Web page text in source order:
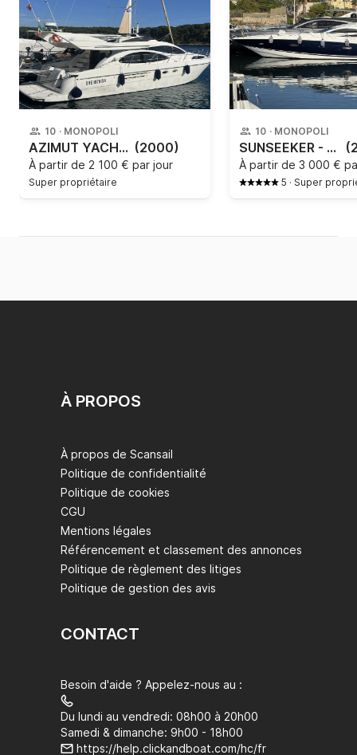
10 · MONOPOLI
AZIMUT YACHTS - 46 (2000)
À partir de 2 100 € par jour
Super propriétaire
10 · MONOPOLI
SUNSEEKER - Portofino 53 HT
À partir de 3 000 €
5 · Super
À PROPOS
À propos de Scansail
Politique de confidentialité
Politique de cookies
CGU
Mentions légales
Référencement et classement des annonces
Politique de règlement des litiges
Politique de gestion des avis
CONTACT
Besoin d'aide ? Appelez-nous au :
Du lundi au vendredi: 08h00 à 20h00
Samedi & dimanche: 9h00 - 18h00
https://help.clickandboat.com/hc/fr